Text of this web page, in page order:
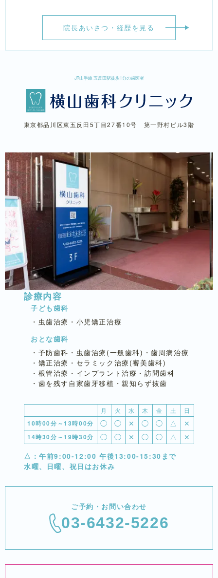
院長あいさつ・経歴を見る
JR山手線 五反田駅徒歩1分の歯医者
東京都品川区東五反田5丁目27番10号 第一野村ビル3階
診療内容
子ども歯科
・虫歯治療・小児矯正治療
おとな歯科
・予防歯科・虫歯治療(一般歯科)・歯周病治療
・矯正治療・セラミック治療(審美歯科)
・根管治療・インプラント治療・訪問歯科
・歯を残す自家歯牙移植・親知らず抜歯
月 火 水 木 金 土 日
10時00分～13時00分 ◯ ◯ ✕ ◯ ◯ △ ✕
14時30分～19時30分 ◯ ◯ ✕ ◯ ◯ △
✕
△：午前9:00-12:00 午後13:00-15:30まで
水曜、日曜、祝日はお休み
ご予約・お問い合わせ
03-6432-5226